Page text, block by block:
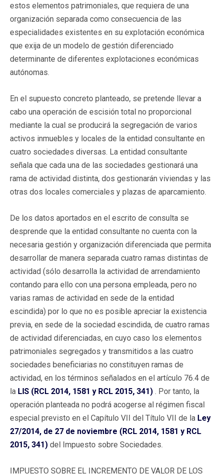
estos elementos patrimoniales, que requiera de una
organización separada como consecuencia de las
especialidades existentes en su explotación económica
que exija de un modelo de gestión diferenciado
determinante de diferentes explotaciones económicas
autónomas.
En el supuesto concreto planteado, se pretende llevar a
cabo una operación de escisión total no proporcional
mediante la cual se producirá la segregación de varios
activos inmuebles y locales de la entidad consultante en
cuatro sociedades diversas. La entidad consultante
señala que cada una de las sociedades gestionará una
rama de actividad distinta, dos gestionarán viviendas y las
otras dos locales comerciales y plazas de aparcamiento.
De los datos aportados en el escrito de consulta se
desprende que la entidad consultante no cuenta con la
necesaria gestión y organización diferenciada que permita
desarrollar de manera separada cuatro ramas distintas de
actividad (sólo desarrolla la actividad de arrendamiento
contando para ello con una persona empleada, pero no
varias ramas de actividad en sede de la entidad
escindida) por lo que no es posible apreciar la existencia
previa, en sede de la sociedad escindida, de cuatro ramas
de actividad diferenciadas, en cuyo caso los elementos
patrimoniales segregados y transmitidos a las cuatro
sociedades beneficiarias no constituyen ramas de
actividad, en los términos señalados en el artículo 76.4 de
la LIS (RCL 2014, 1581 y RCL 2015, 341) . Por tanto, la
operación planteada no podrá acogerse al régimen fiscal
especial previsto en el Capítulo VII del Título VII de la Ley
27/2014, de 27 de noviembre (RCL 2014, 1581 y RCL
2015, 341) del Impuesto sobre Sociedades.
IMPUESTO SOBRE EL INCREMENTO DE VALOR DE LOS